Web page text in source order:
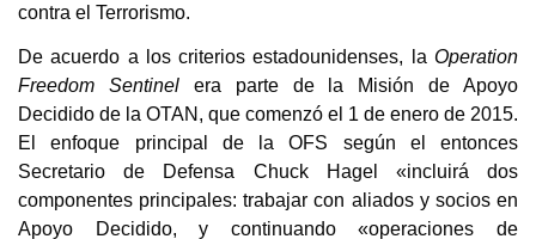
contra el Terrorismo.
De acuerdo a los criterios estadounidenses, la Operation
Freedom Sentinelera parte de la Misión de Apoyo
Decidido de la OTAN, que comenzó el 1 de enero de 2015.
El enfoque principal de la OFS según el entonces
Secretario de Defensa Chuck Hagel «incluirá dos
componentes principales: trabajar con aliados y socios en
Apoyo Decidido, y continuando «operaciones de